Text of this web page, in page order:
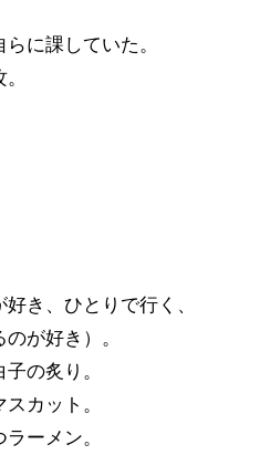
に課していた。
き、ひとりで行く、
が好き）。
の炙り。
カット。
ーメン。